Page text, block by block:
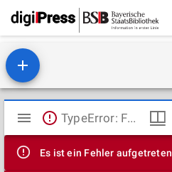
Mirador
Viewer
TypeError: Failed to fetch
Es ist ein Fehler aufgetreten